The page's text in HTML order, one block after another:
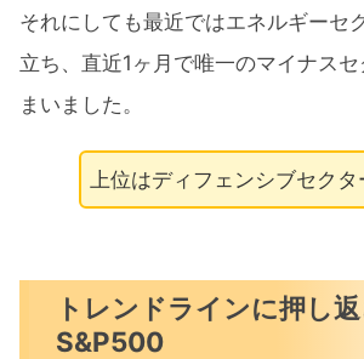
それにしても最近ではエネルギーセ
立ち、直近1ヶ月で唯一のマイナス
まいました。
上位はディフェンシブセクタ
トレンドラインに押し
S&P500